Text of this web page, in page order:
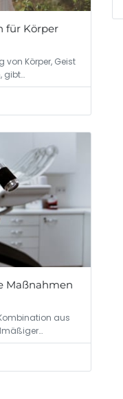
für Körper
von Körper, Geist
gibt…
Maßnahmen
aus